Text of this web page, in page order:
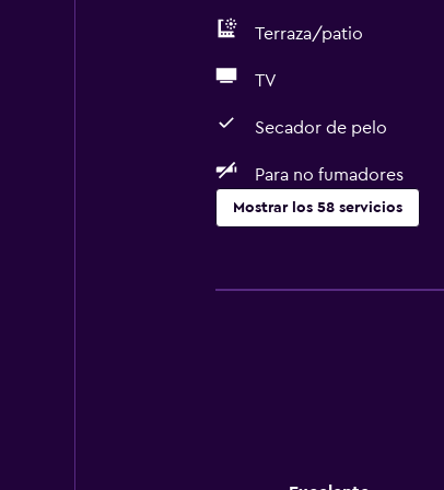
Terraza/patio
TV
Secador de pelo
Para no fumadores
Mostrar los 58 servicios
Wifi gratis